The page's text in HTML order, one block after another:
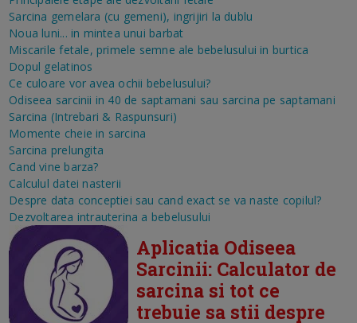
Sarcina gemelara (cu gemeni), ingrijiri la dublu
Noua luni... in mintea unui barbat
Miscarile fetale, primele semne ale bebelusului in burtica
Dopul gelatinos
Ce culoare vor avea ochii bebelusului?
Odiseea sarcinii in 40 de saptamani sau sarcina pe saptamani
Sarcina (Intrebari & Raspunsuri)
Momente cheie in sarcina
Sarcina prelungita
Cand vine barza?
Calculul datei nasterii
Despre data conceptiei sau cand exact se va naste copilul?
Dezvoltarea intrauterina a bebelusului
Aplicatia Odiseea
Sarcinii: Calculator de
sarcina si tot ce
trebuie sa stii despre